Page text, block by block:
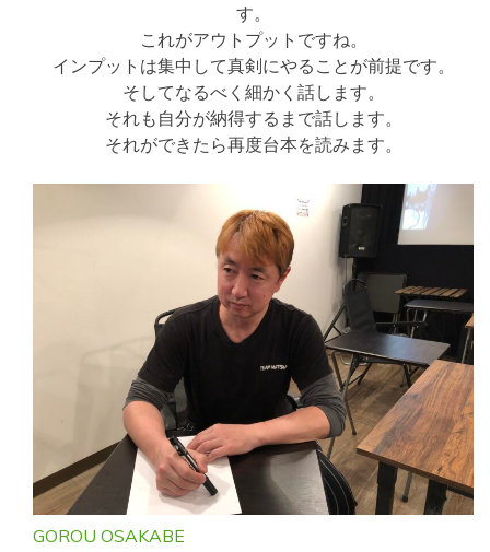
す。
これがアウトプットですね。
インプットは集中して真剣にやることが前提です。
そしてなるべく細かく話します。
それも自分が納得するまで話します。
それができたら再度台本を読みます。
GOROU OSAKABE